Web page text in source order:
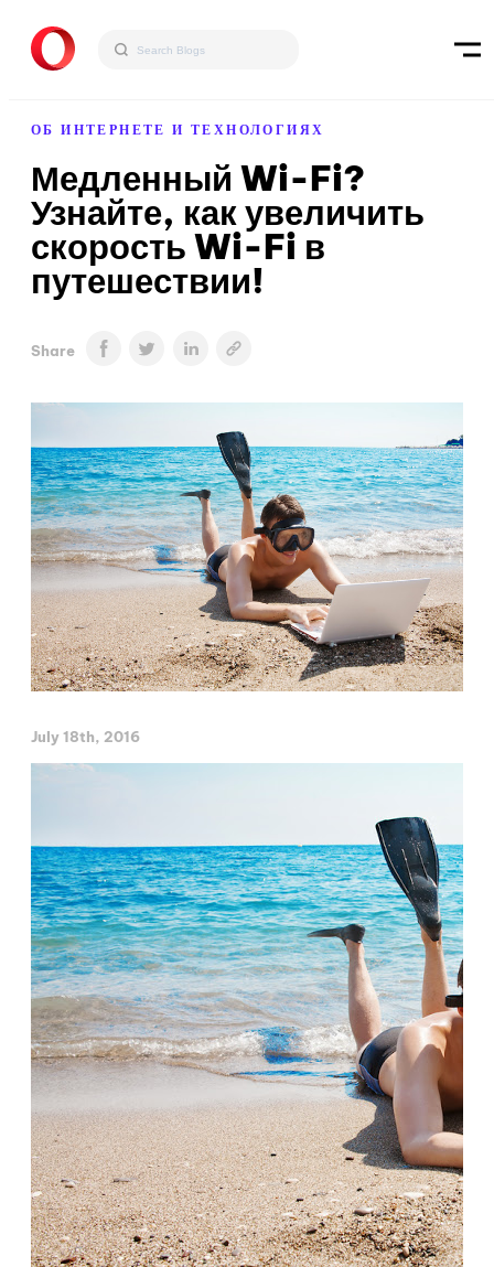
ОБ ИНТЕРНЕТЕ И ТЕХНОЛОГИЯХ
Медленный Wi-Fi?
Узнайте, как увеличить
скорость Wi-Fi в
путешествии!
Share
July 18th, 2016